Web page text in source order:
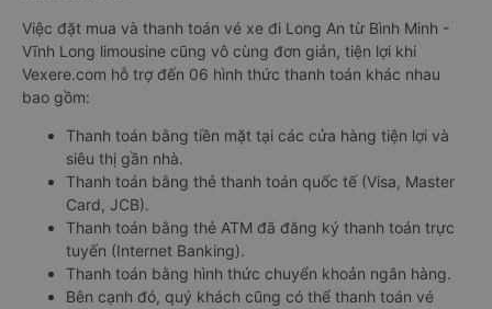
Việc đặt mua và thanh toán vé xe đi Long An từ Bình Minh -
Vĩnh Long limousine cũng vô cùng đơn giản, tiện lợi khi
Vexere.com hỗ trợ đến 06 hình thức thanh toán khác nhau
bao gồm:
Thanh toán bằng tiền mặt tại các cửa hàng tiện lợi và
siêu thị gần nhà.
Thanh toán bằng thẻ thanh toán quốc tế (Visa, Master
Card, JCB).
Thanh toán bằng thẻ ATM đã đăng ký thanh toán trực
tuyến (Internet Banking).
Thanh toán bằng hình thức chuyển khoản ngân hàng.
Bên cạnh đó, quý khách cũng có thể thanh toán vé